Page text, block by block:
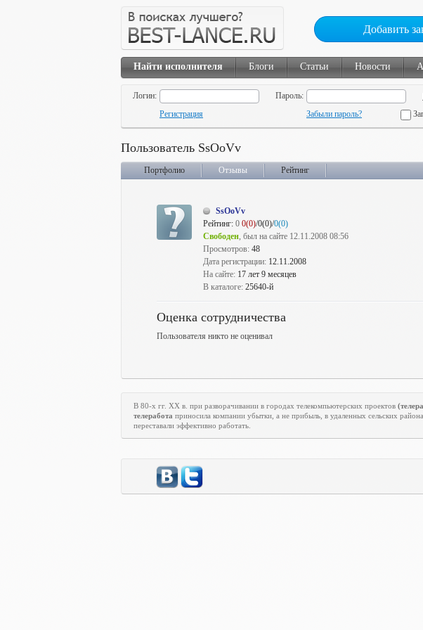
Добавить
Найти исполнителя Блоги Статьи Новости
Логин:
Пароль:
Регистрация
Забыли пароль?
Пользователь SsOoVv
Портфолио Отзывы Рейтинг
SsOoVv
Рейтинг: 0 0(0)/0(0)/0(0)
Свободен, был на сайте 12.11.2008 08:56
Просмотров: 48
Дата регистрации: 12.11.2008
На сайте: 17 лет 9 месяцев
В каталоге: 25640-й
Оценка сотрудничества
Пользователя никто не оценивал
В 80-х гг. XX в. при разворачивании в городах телекомпьютерских проектов
телеработа приносила компании убытки, а не прибыль, в удаленных сельских
переставали эффективно работать.